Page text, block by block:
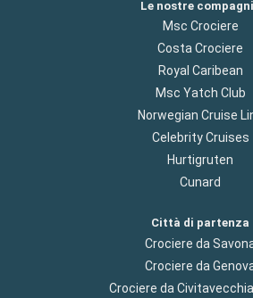
Le nostre
Msc Crociere
Costa Crociere
Royal Caribean
Msc Yatch Club
Norwegian Cruise
Celebrity Cruises
Hurtigruten
Cunard
Città di partenza
Crociere da
Crociere da
Crociere da